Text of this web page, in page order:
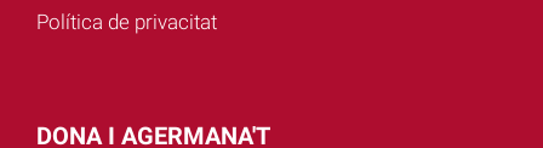
Política de privacitat
DONA I AGERMANA'T